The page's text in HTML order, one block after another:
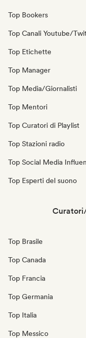
Top Bookers
Top Canali Youtube/
Top Etichette
Top Manager
Top Media/Giornalisti
Top Mentori
Top Curatori di Playlist
Top Stazioni radio
Top Social Media
Top Esperti del suono
Top Brasile
Top Canada
Top Francia
Top Germania
Top Italia
Top Messico